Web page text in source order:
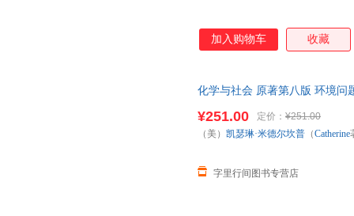
加入购物车 收藏
化学与社会 原著第八版 环境问
¥251.00 定价： ¥251.00
字里行间图书专营店
（美） 凯瑟琳·米德尔坎普 （Catherine